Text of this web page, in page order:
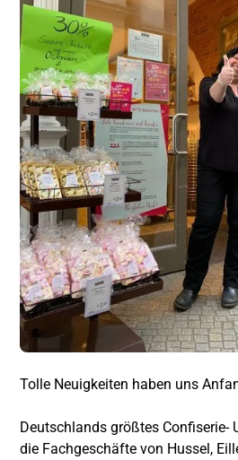
Tolle Neuigkeiten haben uns
Deutschlands größtes Confiserie-
die Fachgeschäfte von Hussel,